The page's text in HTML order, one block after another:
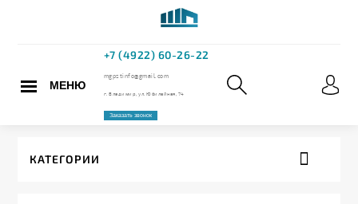
МЕНЮ
mgpstinfo@gmail.com
КАТЕГОРИИ